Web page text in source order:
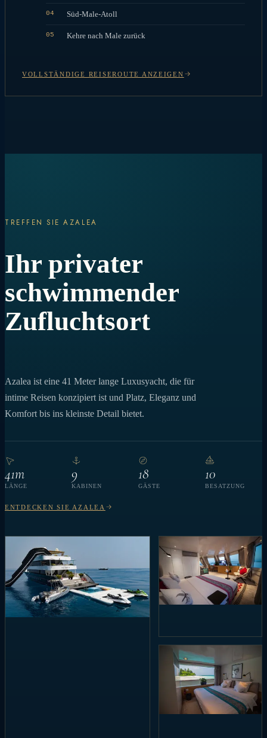
04 Süd-Male-Atoll
05 Kehre nach Male zurück
VOLLSTÄNDIGE REISEROUTE ANZEIGEN
TREFFEN SIE AZALEA
Ihr privater
schwimmender
Zufluchtsort
Azalea ist eine 41 Meter lange Luxusyacht, die für
intime Reisen konzipiert ist und Platz, Eleganz und
Komfort bis ins kleinste Detail bietet.
41m
LÄNGE
9
KABINEN
18
GÄSTE
10
BESATZUNG
ENTDECKEN SIE AZALEA